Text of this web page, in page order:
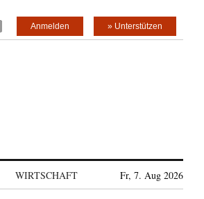
» Unterstützen
Anmelden
WIRTSCHAFT Fr, 7. Aug 2026